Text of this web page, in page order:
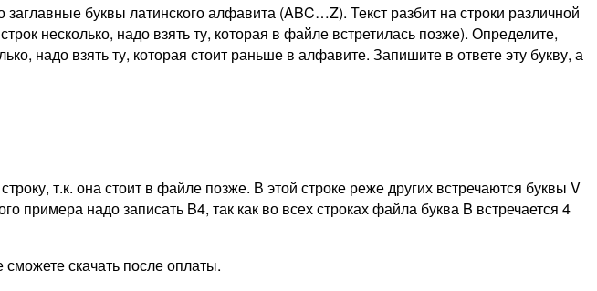
буквы латинского алфавита (ABC…Z). Текст разбит на строки различной
несколько, надо взять ту, которая в файле встретилась позже). Определите,
надо взять ту, которая стоит раньше в алфавите. Запишите в ответе эту букву, а
т.к. она стоит в файле позже. В этой строке реже других встречаются буквы V
примера надо записать B4, так как во всех строках файла буква B встречается 4
скачать после оплаты.